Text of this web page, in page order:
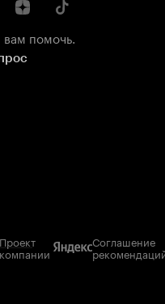
помочь.
Проект
компании
Соглашение